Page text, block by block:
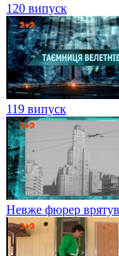
120 випуск
119 випуск
Невже фюрер